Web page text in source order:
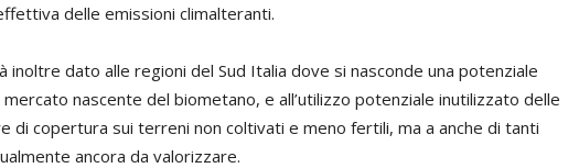
delle emissioni climalteranti.
inoltre dato alle regioni del Sud Italia dove si nasconde una potenziale
nascente del biometano, e all’utilizzo potenziale inutilizzato delle
di copertura sui terreni non coltivati e meno fertili, ma a anche di tanti
ancora da valorizzare.